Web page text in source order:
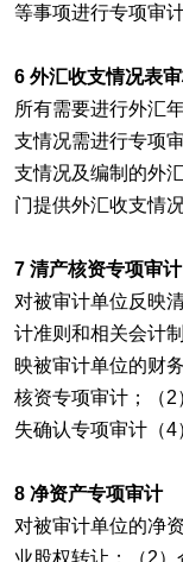
等事项进行专项审
6 外汇收支情况表
所有需要进行外汇
支情况需进行专项
支情况及编制的外
门提供外汇收支情
7 清产核资专项审计
对被审计单位反映
计准则和相关会计
映被审计单位的财
核资专项审计；（
失确认专项审计（4
8 净资产专项审计
对被审计单位的净
业股权转让；（2